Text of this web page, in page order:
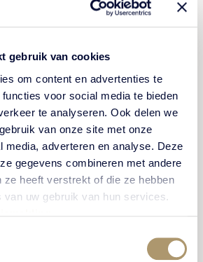
gebruik van cookies
om content en advertenties te
voor social media te bieden
te analyseren. Ook delen we
van onze site met onze
media, adverteren en analyse. Deze
gegevens combineren met andere
ze heeft verstrekt of die ze hebben
uw gebruik van hun services.
ontspannen
48 hotelkamers of -suites
beleving op ons landgoed. De
over 4 hofjes op het landgoed.
eigen entree en terras. Laat u
en geniet van de natuurrijke
& -SUITES